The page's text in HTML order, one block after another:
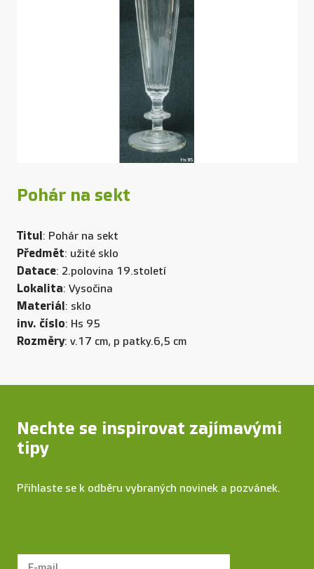
Pohár na sekt
Titul: Pohár na sekt
Předmět: užité sklo
Datace: 2.polovina 19.století
Lokalita: Vysočina
Materiál: sklo
inv. číslo: Hs 95
Rozměry: v.17 cm, p patky.6,5 cm
Nechte se inspirovat zajímavými
tipy
Přihlaste se k odběru vybraných novinek a pozvánek.